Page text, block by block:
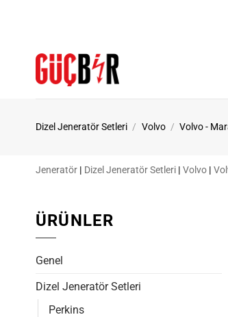
Dizel Jeneratör Setleri / Volvo / Volvo -
Jeneratör | Dizel Jeneratör Setleri | Volvo |
ÜRÜNLER
Genel
Dizel Jeneratör Setleri
Perkins